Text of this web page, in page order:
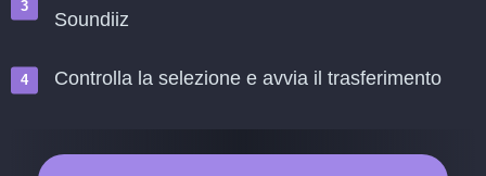
Soundiiz
Controlla la selezione e avvia il trasferimento